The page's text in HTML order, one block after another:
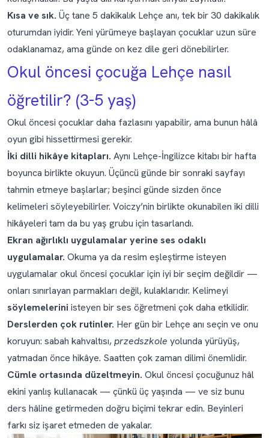
Kısa ve sık. Üç tane 5 dakikalık Lehçe anı, tek bir 30 dakikalık
oturumdan iyidir. Yeni yürümeye başlayan çocuklar uzun süre
odaklanamaz, ama günde on kez dile geri dönebilirler.
Okul öncesi çocuğa Lehçe nasıl
öğretilir? (3-5 yaş)
Okul öncesi çocuklar daha fazlasını yapabilir, ama bunun hâlâ
oyun gibi hissettirmesi gerekir.
İki dilli hikâye kitapları. Aynı Lehçe-İngilizce kitabı bir hafta
boyunca birlikte okuyun. Üçüncü günde bir sonraki sayfayı
tahmin etmeye başlarlar; beşinci günde sizden önce
kelimeleri söyleyebilirler. Voiczy’nin birlikte okunabilen iki dilli
hikâyeleri tam da bu yaş grubu için tasarlandı.
Ekran ağırlıklı uygulamalar yerine ses odaklı
uygulamalar. Okuma ya da resim eşleştirme isteyen
uygulamalar okul öncesi çocuklar için iyi bir seçim değildir —
onları sınırlayan parmakları değil, kulaklarıdır. Kelimeyi
söylemelerini isteyen bir ses öğretmeni çok daha etkilidir.
Derslerden çok rutinler. Her gün bir Lehçe anı seçin ve onu
koruyun: sabah kahvaltısı,przedszkole yolunda yürüyüş,
yatmadan önce hikâye. Saatten çok zaman dilimi önemlidir.
Cümle ortasında düzeltmeyin. Okul öncesi çocuğunuz hâl
ekini yanlış kullanacak — çünkü üç yaşında — ve siz bunu
ders hâline getirmeden doğru biçimi tekrar edin. Beyinleri
farkı siz işaret etmeden de yakalar.